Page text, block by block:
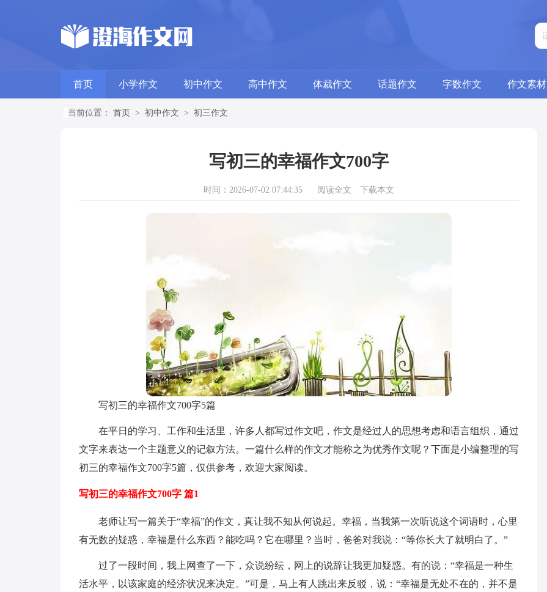
首页 小学作文 初中作文 高中作文 体裁作文 话题作文 字数作文 作文素材
当前位置： 首页 > 初中作文 > 初三作文
写初三的幸福作文700字
时间：2026-07-02 07:44:35 阅读全文 下载本文
写初三的幸福作文700字5篇
在平日的学习、工作和生活里，许多人都写过作文吧，作文是经过人的思想考虑和语言组织，通过
文字来表达一个主题意义的记叙方法。一篇什么样的作文才能称之为优秀作文呢？下面是小编整理的写
初三的幸福作文700字5篇，仅供参考，欢迎大家阅读。
写初三的幸福作文700字 篇1
老师让写一篇关于“幸福”的作文，真让我不知从何说起。幸福，当我第一次听说这个词语时，心里
有无数的疑惑，幸福是什么东西？能吃吗？它在哪里？当时，爸爸对我说：“等你长大了就明白了。”
过了一段时间，我上网查了一下，众说纷纭，网上的说辞让我更加疑惑。有的说：“幸福是一种生
活水平，以该家庭的经济状况来决定。”可是，马上有人跳出来反驳，说：“幸福是无处不在的，并不是